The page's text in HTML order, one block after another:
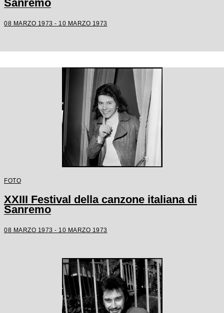
Sanremo
08 MARZO 1973 - 10 MARZO 1973
FOTO
XXIII Festival della canzone italiana di
Sanremo
08 MARZO 1973 - 10 MARZO 1973